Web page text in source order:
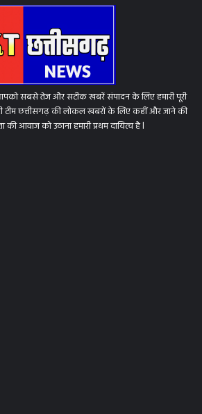
सबसे तेज और सटीक खबरें संपादन के लिए हमारी पूरी
टीम छत्तीसगढ़ की लोकल खबरों के लिए कहीं और जाने की
की आवाज को उठाना हमारी प्रथम दायित्व है l